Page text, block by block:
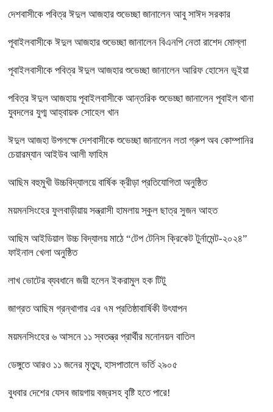
দেশবাসীকে পবিত্র ঈদুল আজহার শুভেচ্ছা জানালেন আবু সাঈদ সরকার
পূবাইলবাসীকে ঈদুল আজহার শুভেচ্ছা জানালেন বিএনপি নেতা রাশেদ মোল্লা
পূবাইলবাসীকে পবিত্র ঈদুল আজহার শুভেচ্ছা জানালেন আরিফ হোসেন ভূইয়া
পবিত্র ঈদুল আজহায় পূবাইলবাসীকে আন্তরিক শুভেচ্ছা জানালেন পূবাইল থানা
যুবদলের যুগ্ম আহ্বায়ক সোহেল খান
ঈদুল আজহা উপলক্ষে দেশবাসীকে শুভেচ্ছা জানালেন লতা গ্রুপ অব কোম্পানির
চেয়ারম্যান আইউব আলী ফাহিম
আছিম বহুমুখী উচ্চবিদ্যালয়ে বার্ষিক ক্রীড়া প্রতিযোগিতা অনুষ্ঠিত
ময়মনসিংহের ফুলবাড়ীয়ায় সন্ত্রাসী হামলায় স্কুল ছাত্র সুজন আহত
আছিম আইডিয়াল উচ্চ বিদ্যালয় মাঠে “টেপ টেনিস ক্রিকেট টুর্নামেন্ট-২০২৪”
ফাইনাল খেলা অনুষ্ঠিত
লাখ ভোটের ব্যবধানে জয়ী হলেন ইকরামুল হক টিটু
জাগ্রত আছিম গ্রন্থাগার এর ৭ম প্রতিষ্ঠাবার্ষিকী উৎযাপন
ময়মনসিংহের ৬ আসনে ১১ স্বতন্ত্র প্রার্থীর মনোনয়ন বাতিল
ডেঙ্গুতে আরও ১১ জনের মৃত্যু, হাসপাতালে ভর্তি ২৯০৫
বুধবার দেশের যেসব জায়গায় বজ্রসহ বৃষ্টি হতে পারে!